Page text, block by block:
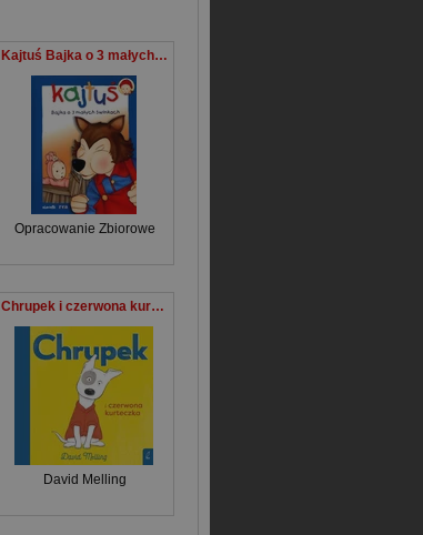
Kajtuś Bajka o 3 małych świnkach
Opracowanie Zbiorowe
Chrupek i czerwona kurteczka
David Melling